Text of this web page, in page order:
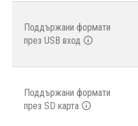
Поддържани формати
през USB вход
Поддържани формати
през SD карта